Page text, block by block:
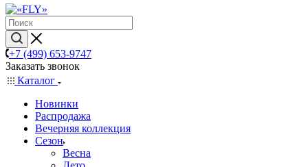
+7 (499) 653-9747
Заказать звонок
Каталог
Новинки
Распродажа
Вечерняя коллекция
Сезон
Весна